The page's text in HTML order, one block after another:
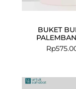
BUKET
Rp